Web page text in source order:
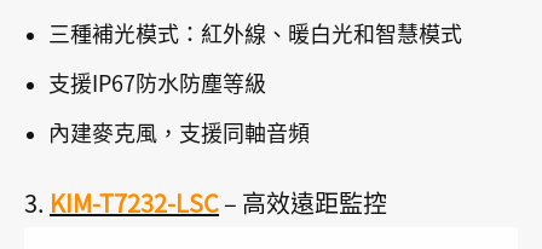
三種補光模式：紅外線、暖白光和智慧模式
支援IP67防水防塵等級
內建麥克風，支援同軸音頻
3. KIM-T7232-LSC– 高效遠距監控